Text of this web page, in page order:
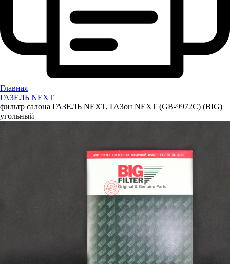
Главная
ГАЗЕЛЬ NEXT
фильтр салона ГАЗЕЛЬ NEXT, ГАЗон NEXT (GB-9972С) (BIG)
угольный